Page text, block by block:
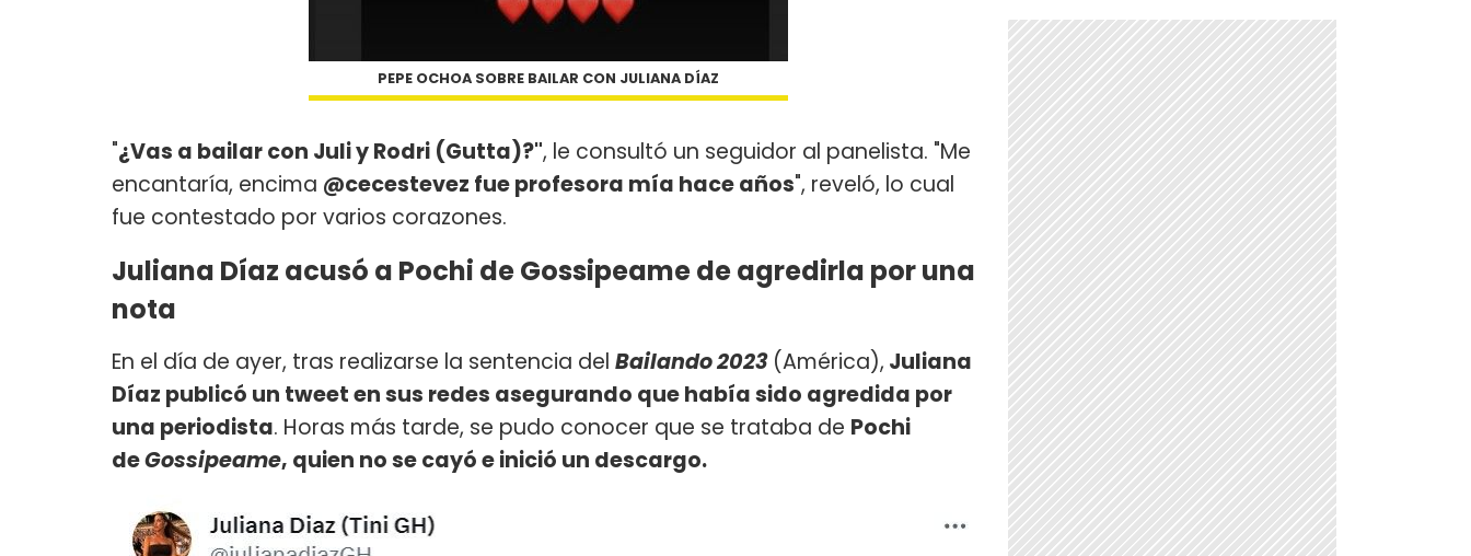
PEPE OCHOA SOBRE BAILAR CON JULIANA DÍAZ
"¿Vas a bailar con Juli y Rodri (Gutta)?", le consultó un seguidor al panelista. "Me
encantaría, encima @cecestevez fue profesora mía hace años", reveló, lo cual
fue contestado por varios corazones.
Juliana Díaz acusó a Pochi de Gossipeame de agredirla por una
nota
En el día de ayer, tras realizarse la sentencia del Bailando 2023 (América), Juliana
Díaz publicó un tweet en sus redes asegurando que había sido agredida por
una periodista. Horas más tarde, se pudo conocer que se trataba de Pochi
deGossipeame, quien no se cayó e inició un descargo.